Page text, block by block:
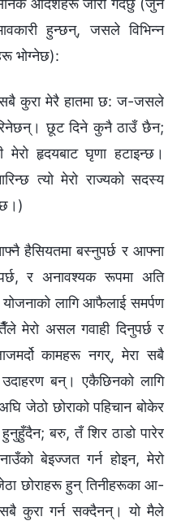
हुन्छन्, जसले विभिन्न
भोग्‍नेछ):
सबै कुरा मेरै हातमा छ: ज-जसले
छूट दिने कुनै ठाउँ छैन;
हृदयबाट घृणा हटाइन्छ।
त्यो मेरो राज्यको सदस्य
हैसियतमा बस्‍नुपर्छ र आफ्ना
र अनावश्यक रूपमा अति
लागि आफैलाई समर्पण
मेरो असल गवाही दिनुपर्छ र
कामहरू नगर्, मेरा सबै
बन्। एकैछिनको लागि
जेठो छोराको पहिचान बोकेर
बरु, तँ शिर ठाडो पारेर
बेइज्जत गर्न होइन, मेरो
छोराहरू हुन् तिनीहरूका आ-
कुरा गर्न सक्दैनन्। यो मैले